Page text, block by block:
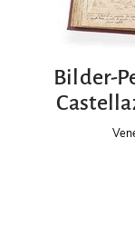
Bilder-